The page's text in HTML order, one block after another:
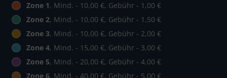
Zone 1, Mind. - 10,00 €, Gebühr - 1,00 €
Zone 2, Mind. - 10,00 €, Gebühr - 1,50 €
Zone 3, Mind. - 10,00 €, Gebühr - 2,00 €
Zone 4, Mind. - 15,00 €, Gebühr - 3,00 €
Zone 5, Mind. - 20,00 €, Gebühr - 4,00 €
Zone 6, Mind. - 40,00 €, Gebühr - 5,00 €